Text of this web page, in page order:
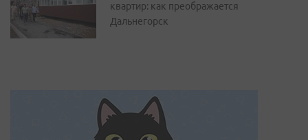
квартир: как преображается
Дальнегорск